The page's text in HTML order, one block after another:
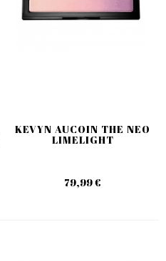
KEVYN AUCOIN THE NEO
LIMELIGHT
79,99 €